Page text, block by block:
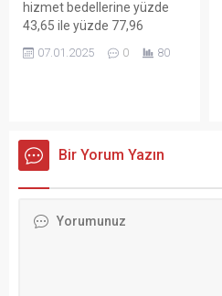
hizmet bedellerine yüzde
43,65 ile yüzde 77,96
zam yapıldı. Abonelik ücreti
07.01.2025 0 80
Bir Yorum Yazın